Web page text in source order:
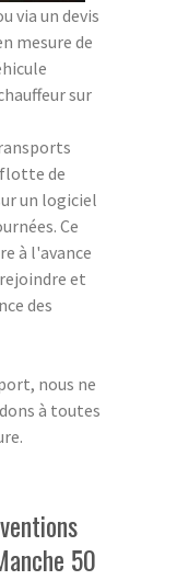
via un devis
mesure de
sur
de
un logiciel
Ce
à l'avance
et
des
nous ne
à toutes
50